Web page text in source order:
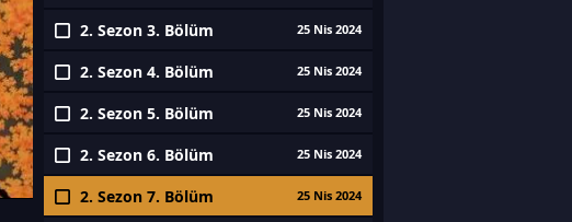
2. Sezon 3. Bölüm 25 Nis 2024
2. Sezon 4. Bölüm 25 Nis 2024
2. Sezon 5. Bölüm 25 Nis 2024
2. Sezon 6. Bölüm 25 Nis 2024
2. Sezon 7. Bölüm 25 Nis 2024